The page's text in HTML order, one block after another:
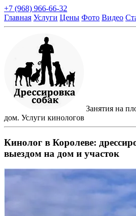
+7 (968) 966-66-32
Главная Услуги Цены Фото Видео
Занятия на
дом. Услуги кинологов
Кинолог в Королеве:
выездом на дом и участок